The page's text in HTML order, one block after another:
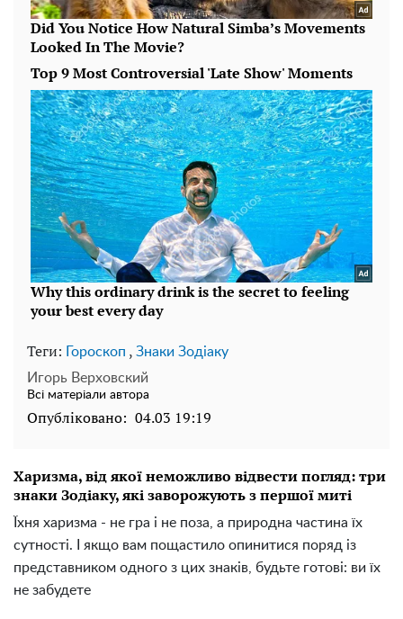
Теги: Гороскоп , Знаки Зодіаку
Игорь Верховский
Всі матеріали автора
Опубліковано: 04.03 19:19
Харизма, від якої неможливо відвести погляд: три
знаки Зодіаку, які заворожують з першої миті
Їхня харизма - не гра і не поза, а природна частина їх
сутності. І якщо вам пощастило опинитися поряд із
представником одного з цих знаків, будьте готові: ви їх
не забудете